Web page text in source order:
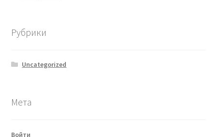
Рубрики
Uncategorized
Мета
Войти